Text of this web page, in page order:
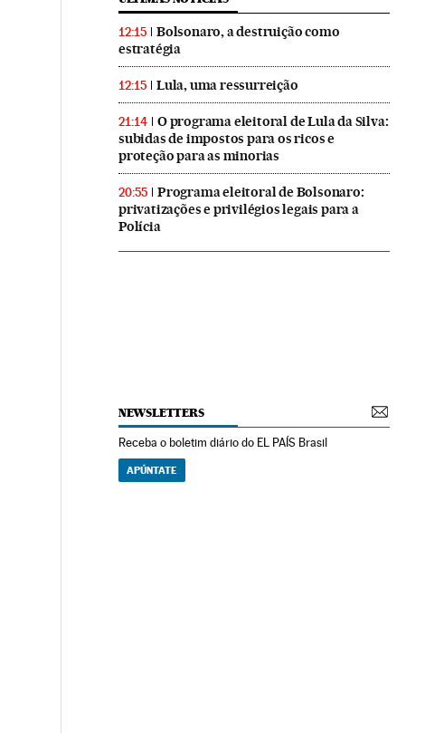
12:15
Bolsonaro, a destruição como
estratégia
12:15 Lula, uma ressurreição
21:14
O programa eleitoral de Lula da Silva:
subidas de impostos para os ricos e
proteção para as minorias
20:55
Programa eleitoral de Bolsonaro:
privatizações e privilégios legais para a
Polícia
NEWSLETTERS
Receba o boletim diário do EL PAÍS Brasil
APÚNTATE